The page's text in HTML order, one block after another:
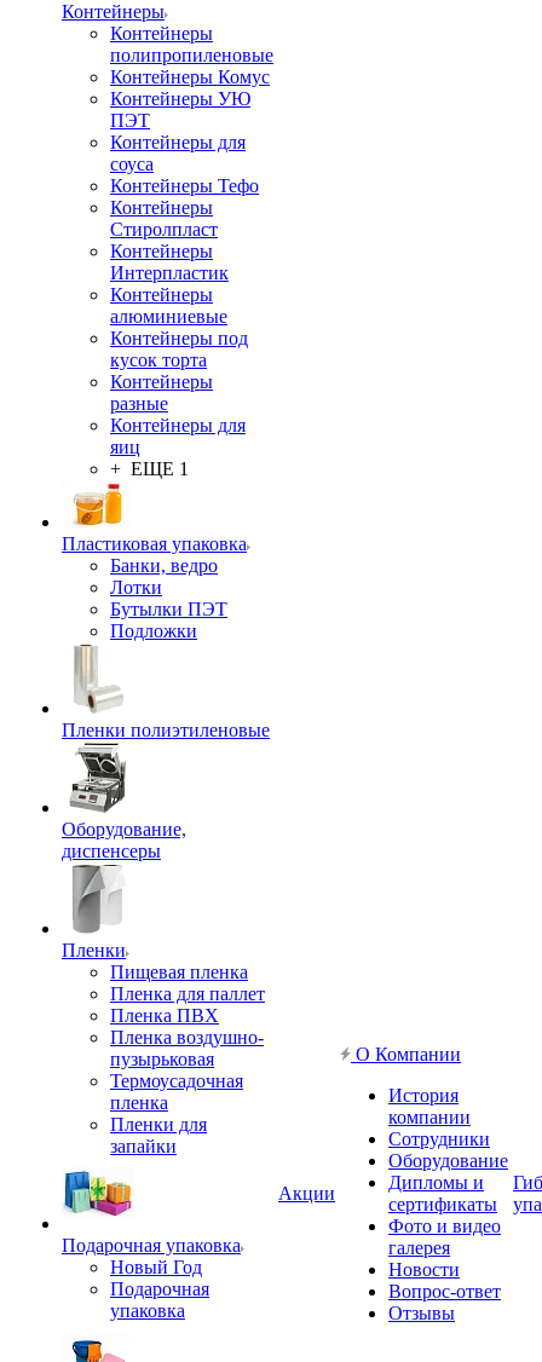
Контейнеры
Контейнеры
полипропиленовые
Контейнеры Комус
Контейнеры УЮ
ПЭТ
Контейнеры для
соуса
Контейнеры Тефо
Контейнеры
Стиролпласт
Контейнеры
Интерпластик
Контейнеры
алюминиевые
Контейнеры под
кусок торта
Контейнеры
разные
Контейнеры для
яиц
+ ЕЩЕ 1
Пластиковая упаковка
Банки, ведро
Лотки
Бутылки ПЭТ
Подложки
Пленки полиэтиленовые
Оборудование,
диспенсеры
Пленки
Пищевая пленка
Пленка для паллет
Пленка ПВХ
Пленка воздушно-
пузырьковая
Термоусадочная
пленка
Пленки для
запайки
Подарочная упаковка
Новый Год
Подарочная
упаковка
Акции
О Компании
История
компании
Сотрудники
Оборудование
Дипломы и
сертификаты
Фото и видео
галерея
Новости
Вопрос-ответ
Отзывы